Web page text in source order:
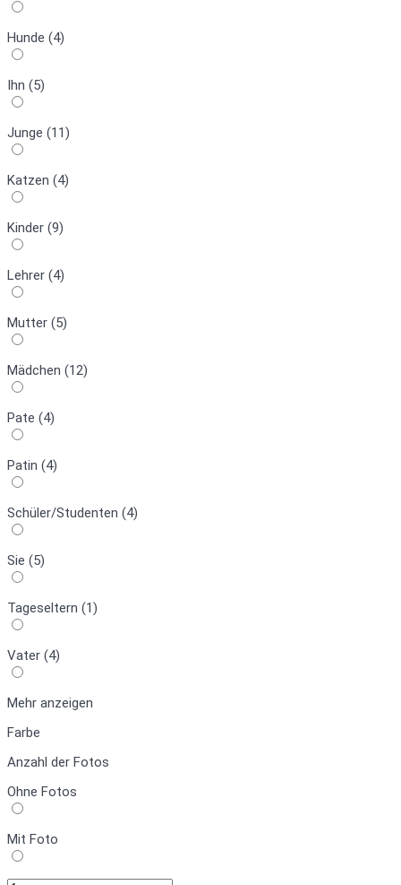
Hunde (4)
Ihn (5)
Junge (11)
Katzen (4)
Kinder (9)
Lehrer (4)
Mutter (5)
Mädchen (12)
Pate (4)
Patin (4)
Schüler/Studenten (4)
Sie (5)
Tageseltern (1)
Vater (4)
Mehr anzeigen
Farbe
Anzahl der Fotos
Ohne Fotos
Mit Foto